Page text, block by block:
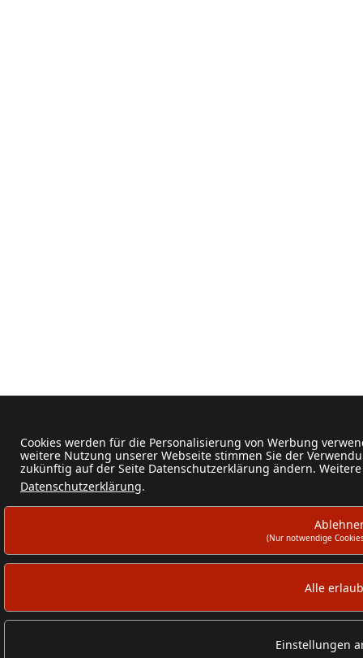
Cookies werden für die Personalisierung von Werbung
weitere Nutzung unserer Webseite stimmen Sie der
zukünftig auf der Seite Datenschutzerklärung ändern.
Datenschutzerklärung.
(Nur notwendige
Alle
Einstellungen